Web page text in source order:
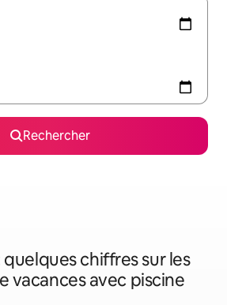
Rechercher
quelques chiffres sur les
vacances avec piscine